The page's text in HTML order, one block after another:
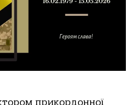
прикордонної